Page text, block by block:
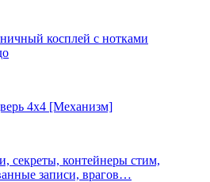
косплей с нотками
4х4 [Механизм]
секреты, контейнеры стим,
записи, врагов…